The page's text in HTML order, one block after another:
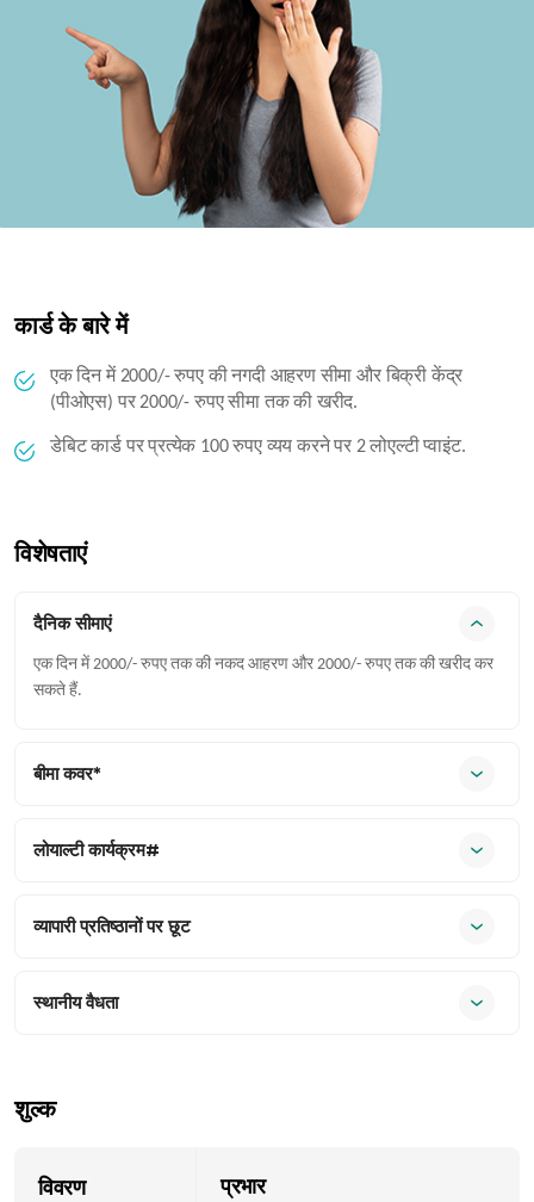
कार्ड के बारे में
एक दिन में 2000/- रुपए की नगदी आहरण सीमा और बिक्री केंद्र
(पीओएस) पर 2000/- रुपए सीमा तक की खरीद.
डेबिट कार्ड पर प्रत्‍येक 100 रुपए व्‍यय करने पर 2 लोएल्‍टी प्‍वाइंट.
विशेषताएं
दैनिक सीमाएं
एक दिन में 2000/- रुपए तक की नकद आहरण और 2000/- रुपए तक की खरीद कर
सकते हैं.
बीमा कवर*
लोयाल्‍टी कार्यक्रम#
व्‍यापारी प्रतिष्‍ठानों पर छूट
स्‍थानीय वैधता
शुल्क
विवरण प्रभार